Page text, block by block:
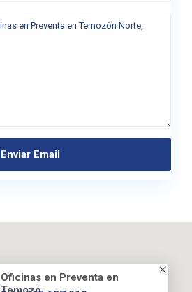
Oficinas en Preventa en